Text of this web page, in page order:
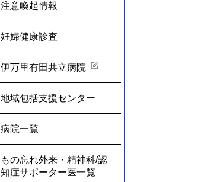
注意喚起情報
妊婦健康診査
伊万里有田共立病院
地域包括支援センター
病院一覧
もの忘れ外来・精神科/認
知症サポーター医一覧